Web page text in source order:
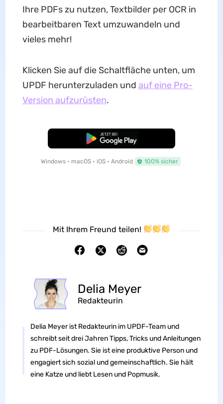
Ihre PDFs zu nutzen, Textbilder per OCR in
bearbeitbaren Text umzuwandeln und
vieles mehr!
Klicken Sie auf die Schaltfläche unten, um
UPDF herunterzuladen und auf eine Pro-
Version aufzurüsten.
Kostenloser Download
Windows • macOS • iOS • Android 100% sicher
Mit Ihrem Freund teilen!
Delia Meyer
Redakteurin
Delia Meyer ist Redakteurin im UPDF-Team und
schreibt seit drei Jahren Tipps, Tricks und Anleitungen
zu PDF-Lösungen. Sie ist eine produktive Person und
engagiert sich sozial und gemeinschaftlich. Sie hält
eine Katze und liebt Lesen und Popmusik.